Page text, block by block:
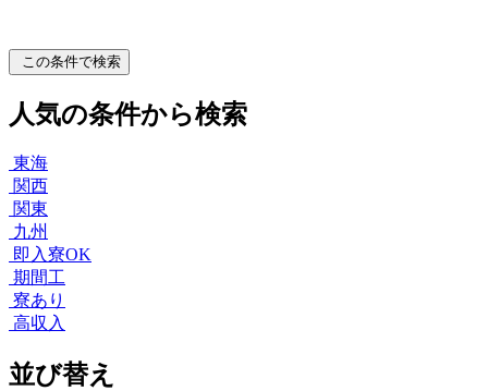
この条件で検索
人気の条件から検索
東海
関西
関東
九州
即入寮OK
期間工
寮あり
高収入
並び替え